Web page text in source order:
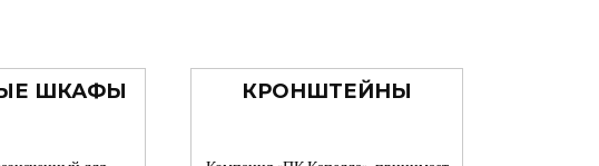
ШКАФЫ КРОНШТЕЙНЫ